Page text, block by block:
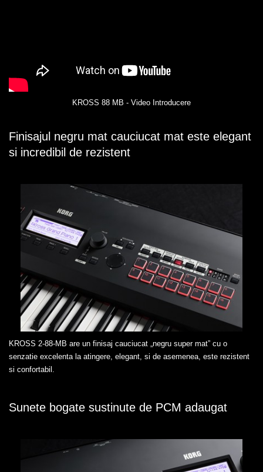
KROSS 88 MB - Video Introducere
Finisajul negru mat cauciucat mat este elegant
si incredibil de rezistent
KROSS 2-88-MB are un finisaj cauciucat „negru super mat” cu o
senzatie excelenta la atingere, elegant, si de asemenea, este rezistent
si confortabil.
Sunete bogate sustinute de PCM adaugat